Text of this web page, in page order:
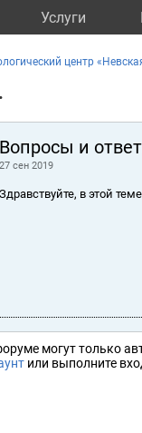
Услуги
центр
Вопросы и
27 сен 2019
Здравствуйте, в этой
могут только
или выполните